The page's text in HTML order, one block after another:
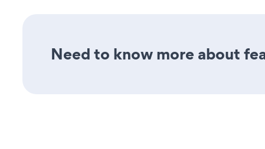
Need to know more about